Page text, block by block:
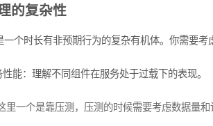
的复杂性
一个时长有非预期行为的复杂有机体。你需要
性能：理解不同组件在服务处于过载下的表现。
里一个是靠压测，压测的时候需要考虑数据量和